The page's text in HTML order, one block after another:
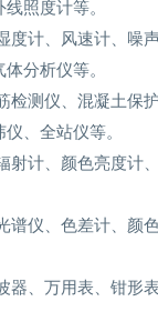
照度计等。
度计、风速计、噪
分析仪等。
检测仪、混凝土保
、全站仪等。
射计、颜色亮度计
谱仪、色差计、颜
器、万用表、钳形